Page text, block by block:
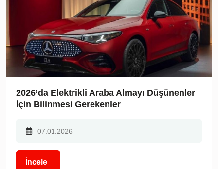
2026’da Elektrikli Araba Almayı Düşünenler
İçin Bilinmesi Gerekenler
07.01.2026
İncele